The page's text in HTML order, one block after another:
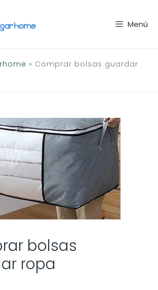
Menú
» Comprar bolsas guardar
bolsas
ropa